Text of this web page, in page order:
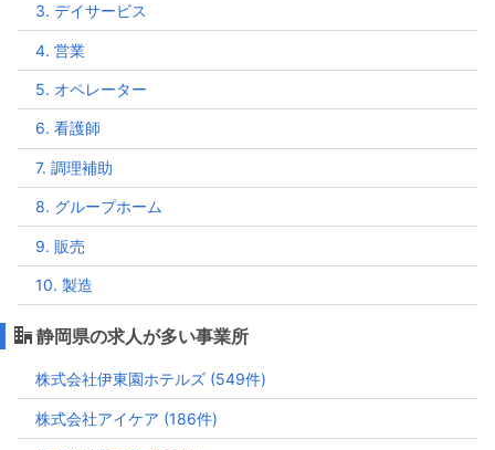
3. デイサービス
4. 営業
5. オペレーター
6. 看護師
7. 調理補助
8. グループホーム
9. 販売
10. 製造
静岡県の求人が多い事業所
株式会社伊東園ホテルズ (549件)
株式会社アイケア (186件)